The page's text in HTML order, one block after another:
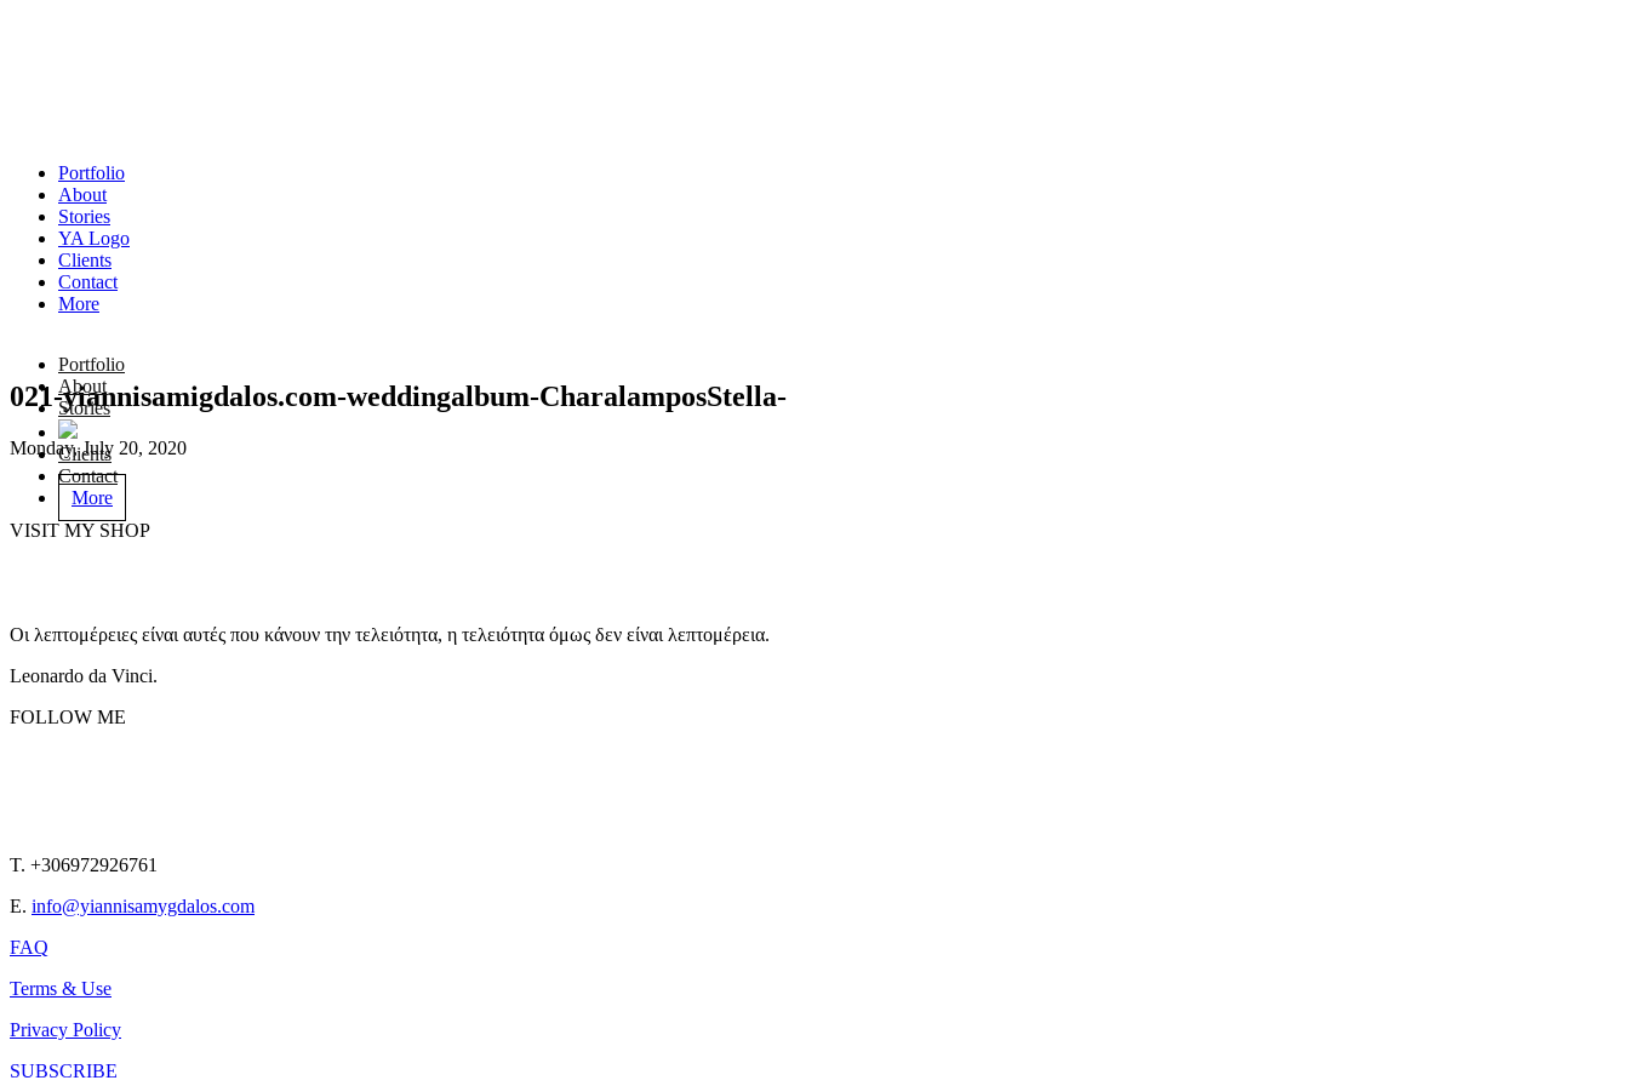
Portfolio
About
Stories
YA Logo
Clients
Contact
More
Portfolio
About
Stories
Clients
Contact
More
021-yiannisamigdalos.com-weddingalbum-CharalamposStella-
Monday, July 20, 2020
VISIT MY SHOP
Οι λεπτομέρειες είναι αυτές που κάνουν την τελειότητα, η τελειότητα όμως δεν είναι λεπτομέρεια.
Leonardo da Vinci.
FOLLOW ME
T. +306972926761
E. info@yiannisamygdalos.com
FAQ
Terms & Use
Privacy Policy
SUBSCRIBE